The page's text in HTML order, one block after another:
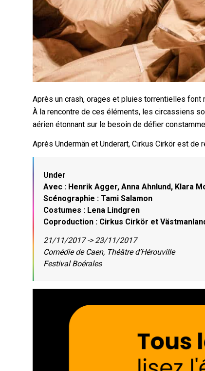
Après un crash, orages et pluies torrentielles font
À la rencontre de ces éléments, les circassiens
aérien étonnant sur le besoin de défier
Après Undermän et Underart, Cirkus Cirkör est de
Under
Avec : Henrik Agger, Anna Ahnlund, Klara
Scénographie : Tami Salamon
Costumes : Lena Lindgren
Coproduction : Cirkus Cirkör et
21/11/2017 -> 23/11/2017
Comédie de Caen, Théâtre d’Hérouville
Festival Boérales